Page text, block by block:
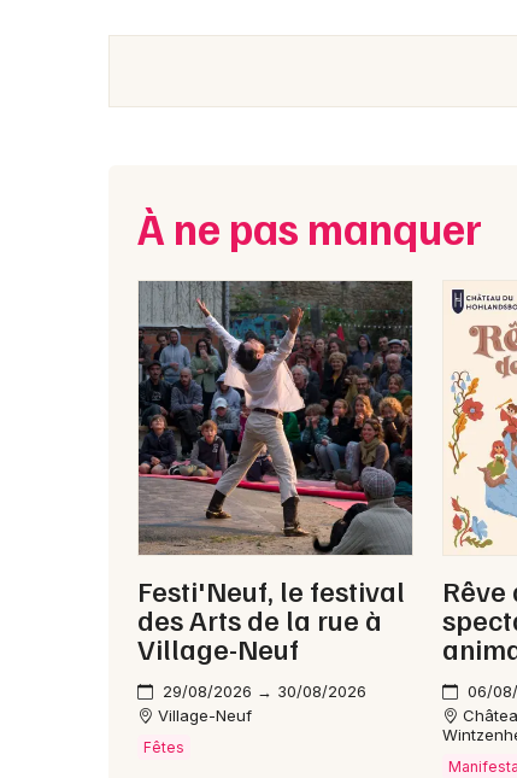
À ne pas manquer
Festi'Neuf, le festival
des Arts de la rue à
Village-Neuf
29/08/2026 → 30/08/2026
Village-Neuf
Fêtes
Rêve
06/